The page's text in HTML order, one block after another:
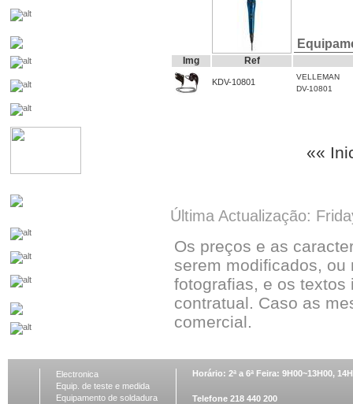
Img Ref
KDV-10801
VELLEMAN
DV-10801
««
Última Actualização:
Os preços e as
serem modificados, ou
fotografias, e os
contratual. Caso as
comercial.
Electronica
Equip. de teste e medida
Equipamento de soldadura
Horário: 2ª a 6ª Feira: 9H00~13H00,
Telefone 218 440 200